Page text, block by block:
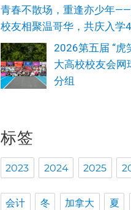
青春不散场，重逢亦少年
校友相聚温哥华，共庆入学
2026第五届 “虎
大高校校友会网
分组
标签
2023 2024 2025
会计 冬 加拿大 夏